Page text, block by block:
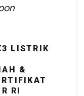
LISTRIK
&
RI